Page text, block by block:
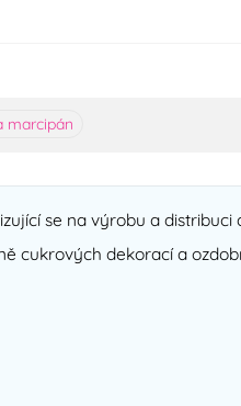
marcipán
se na výrobu a
cukrových dekorací a